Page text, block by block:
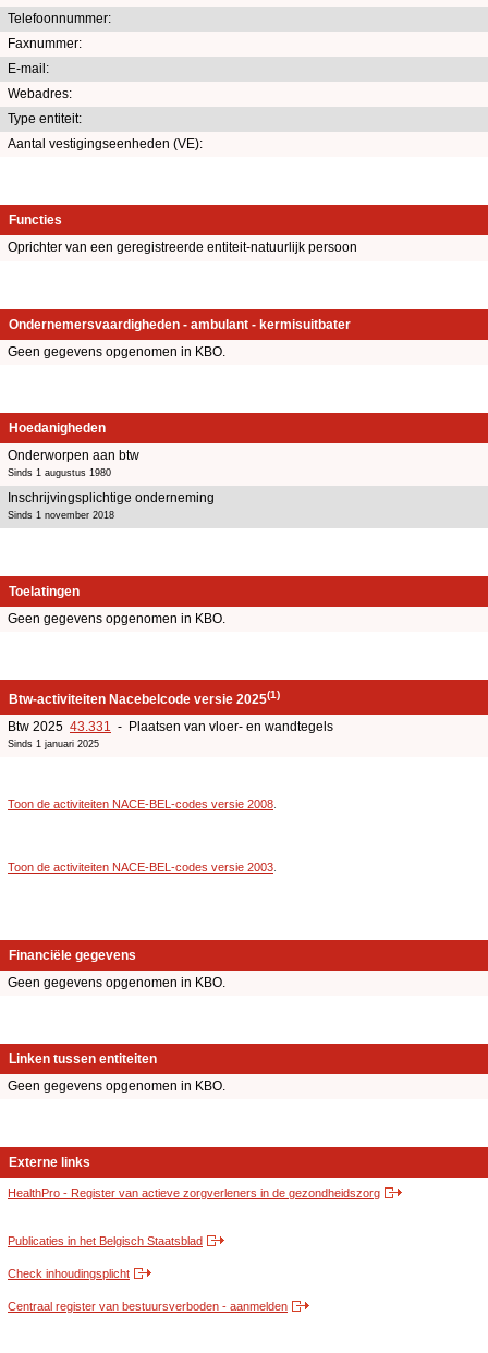
Telefoonnummer:
Faxnummer:
E-mail:
Webadres:
Type entiteit:
Aantal vestigingseenheden (VE):
Functies
Oprichter van een geregistreerde entiteit-natuurlijk persoon
Ondernemersvaardigheden - ambulant - kermisuitbater
Geen gegevens opgenomen in KBO.
Hoedanigheden
Onderworpen aan btw
Sinds 1 augustus 1980
Inschrijvingsplichtige onderneming
Sinds 1 november 2018
Toelatingen
Geen gegevens opgenomen in KBO.
Btw-activiteiten Nacebelcode versie 2025(1)
Btw 2025 43.331 - Plaatsen van vloer- en wandtegels
Sinds 1 januari 2025
Toon de activiteiten NACE-BEL-codes versie 2008
Toon de activiteiten NACE-BEL-codes versie 2003
Financiële gegevens
Geen gegevens opgenomen in KBO.
Linken tussen entiteiten
Geen gegevens opgenomen in KBO.
Externe links
HealthPro - Register van actieve zorgverleners in de gezondheidszorg
Publicaties in het Belgisch Staatsblad
Check inhoudingsplicht
Centraal register van bestuursverboden - aanmelden